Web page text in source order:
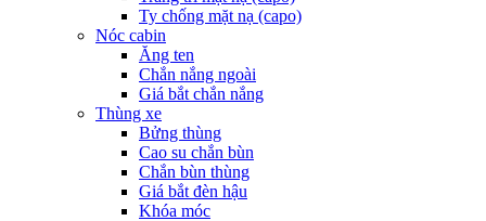
Ty chống mặt nạ (capo)
Nóc cabin
Ăng ten
Chắn nắng ngoài
Giá bắt chắn nắng
Thùng xe
Bửng thùng
Cao su chắn bùn
Chắn bùn thùng
Giá bắt đèn hậu
Khóa móc